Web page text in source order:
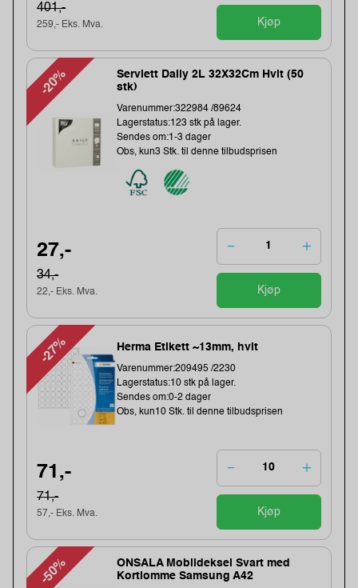
401,-
259,- Eks. Mva. Kjøp
-20%
Serviett Daily 2L 32X32Cm Hvit (50
stk)
Varenummer:322984 /89624
Lagerstatus:123 stk på lager.
Sendes om:1-3 dager
Obs, kun3 Stk. til denne tilbudsprisen
27,-
34,-
22,- Eks. Mva. Kjøp
-27% Herma Etikett ~13mm, hvit
Varenummer:209495 /2230
Lagerstatus:10 stk på lager.
Sendes om:0-2 dager
Obs, kun10 Stk. til denne tilbudsprisen
71,-
71,-
57,- Eks. Mva. Kjøp
-50%
ONSALA Mobildeksel Svart med
Kortlomme Samsung A42